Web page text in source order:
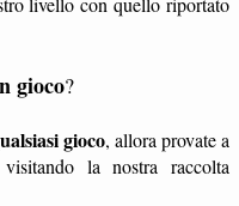
gioco?
gioco, allora provate a
la nostra raccolta